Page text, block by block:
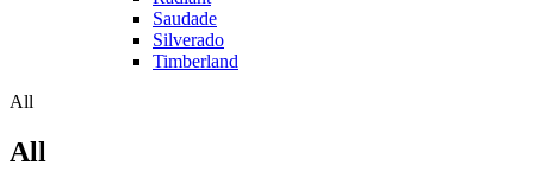
Saudade
Silverado
Timberland
All
All